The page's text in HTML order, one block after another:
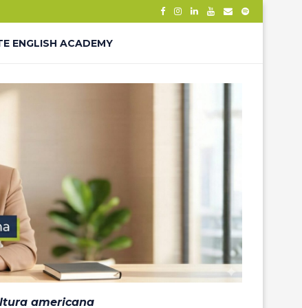
ENGLISH ACADEMY
YOU
– LP
americana